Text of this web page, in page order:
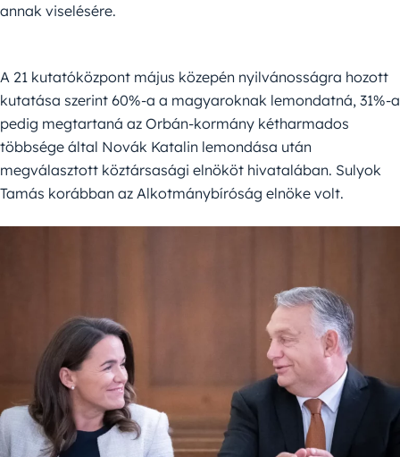
annak viselésére.
A 21 kutatóközpont május közepén nyilvánosságra hozott
kutatása szerint 60%-a a magyaroknak lemondatná, 31%-a
pedig megtartaná az Orbán-kormány kétharmados
többsége által Novák Katalin lemondása után
megválasztott köztársasági elnököt hivatalában. Sulyok
Tamás korábban az Alkotmánybíróság elnöke volt.